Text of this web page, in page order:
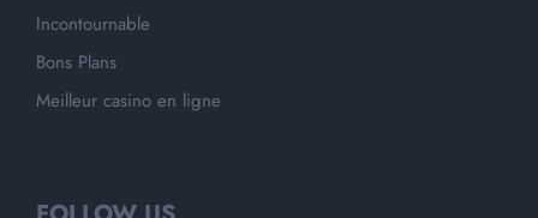
Incontournable
Bons Plans
Meilleur casino en ligne